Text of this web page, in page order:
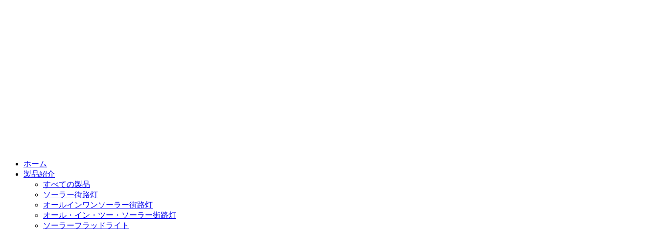
ホーム
製品紹介
すべての製品
ソーラー街路灯
オールインワンソーラー街路灯
オール・イン・ツー・ソーラー街路灯
ソーラーフラッドライト